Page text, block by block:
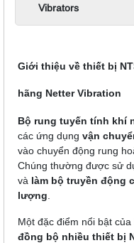
Vibrators
Giới thiệu về thiết bị
hãng Netter Vibration
Bộ rung tuyến tính khí
các ứng dụng vận
vào chuyển động rung
Chúng thường được sử
và làm bộ truyền động
lượng
Một đặc điểm nổi bật
đồng bộ nhiều thiết bị